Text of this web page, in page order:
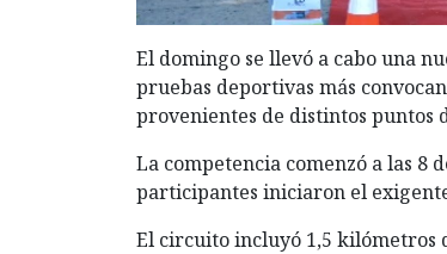
El domingo se llevó a cabo una
pruebas deportivas más
provenientes de distintos puntos
La competencia comenzó a las 8
participantes iniciaron el
El circuito incluyó 1,5 kilómetros